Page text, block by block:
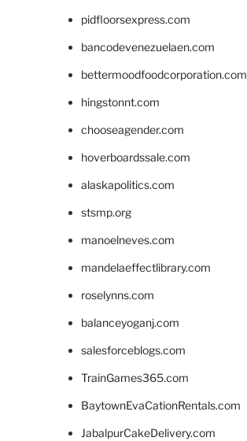
pidfloorsexpress.com
bancodevenezuelaen.com
bettermoodfoodcorporation.com
hingstonnt.com
chooseagender.com
hoverboardssale.com
alaskapolitics.com
stsmp.org
manoelneves.com
mandelaeffectlibrary.com
roselynns.com
balanceyoganj.com
salesforceblogs.com
TrainGames365.com
BaytownEvaCationRentals.com
JabalpurCakeDelivery.com